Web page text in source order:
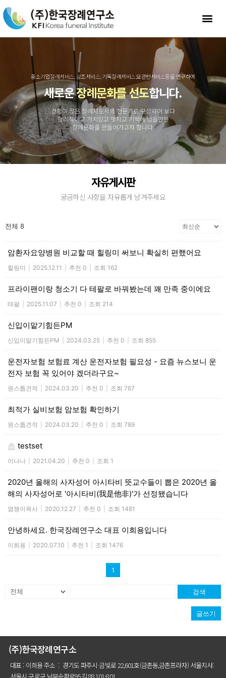
중소기업장례서비스, 상조서비스, 기독장례서비스,묘관련서비스등을 연구하여
새로운장례문화를 선도합니다.
경험이 많은 장례지도사의 전문가로 구성되어 보다
합리적이고 가치있고 멋지고 기억에 남을만한
장례문화를 만들어가고자 합니다.
자유게시판
궁금하신 사항을 자유롭게 남겨주세요
전체 8
암환자요양병원 비교할 때 힐링미 써보니 확실히 편했어요
힐링미 2025.12.11 추천 0 조회 162
프라이팬이랑 청소기 다 테팔로 바꿔봤는데 꽤 만족 중이에요
테팔 2025.11.07 추천 0 조회 214
신입이맡기힘든PM
신입이맡기힘든PM 2024.03.25 추천 0 조회 855
운전자보험 보험료 계산 운전자보험 필요성 - 요즘 뉴스보니 운
전자 보험 꼭 있어야 겠더라구요~
원스톱견적 2024.03.20 추천 0 조회 767
최적가 실비보험 암보험 확인하기
원스톱견적 2024.03.20 추천 0 조회 789
testset
이나나 2021.04.20 추천 0 조회 1
2020년 올해의 사자성어 아시타비 뜻교수들이 뽑은 2020년 올
해의 사자성어로 '아시타비(我是他非)'가 선정됐습니다
염쟁이목사 2020.12.27 추천 0 조회 1481
안녕하세요. 한국장례연구소 대표 이희용입니다
이희용 2020.07.10 추천 1 조회 1476
1
검색
글쓰기
(주)한국장례연구소
대표 : 이희용 주소 : 경기도 파주시 금빛로 22,601호(금촌동,금촌프라자) 서울지사: